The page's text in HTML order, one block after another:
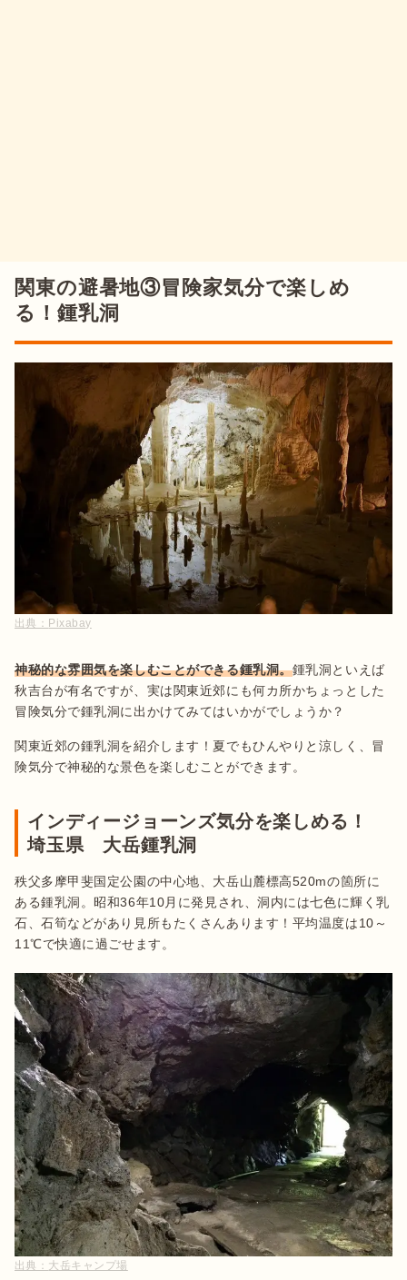
関東の避暑地③冒険家気分で楽しめ
る！鍾乳洞
出典： Pixabay
神秘的な雰囲気を楽しむことができる鍾乳洞。鍾乳洞といえば
秋吉台が有名ですが、実は関東近郊にも何カ所かちょっとした
冒険気分で鍾乳洞に出かけてみてはいかがでしょうか？
関東近郊の鍾乳洞を紹介します！夏でもひんやりと涼しく、冒
険気分で神秘的な景色を楽しむことができます。
インディージョーンズ気分を楽しめる！
埼玉県 大岳鍾乳洞
秩父多摩甲斐国定公園の中心地、大岳山麓標高520mの箇所に
ある鍾乳洞。昭和36年10月に発見され、洞内には七色に輝く乳
石、石筍などがあり見所もたくさんあります！平均温度は10～
11℃で快適に過ごせます。
出典： 大岳キャンプ場